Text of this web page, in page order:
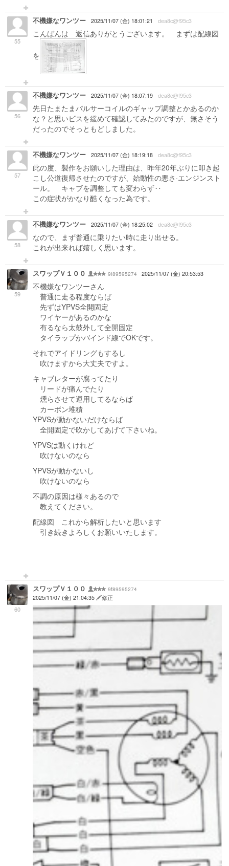
55
不機嫌なワンツー 2025/11/07 (金) 18:01:21 dea8c@f95c3
こんばんは 返信ありがとうございます。 まずは配線図
を
56
不機嫌なワンツー 2025/11/07 (金) 18:07:19 dea8c@f95c3
先日たまたまパルサーコイルのギャップ調整とかあるのか
な？と思いビスを緩めて確認してみたのですが、無さそう
だったのでそっともどしました。
57
不機嫌なワンツー 2025/11/07 (金) 18:19:18 dea8c@f95c3
此の度、製作をお願いした理由は、昨年20年ぶりに叩き起
こし公道復帰させたのですが、始動性の悪さ·エンジンスト
ール。 キャブを調整しても変わらず‥
この症状がかなり酷くなった為です。
58
不機嫌なワンツー 2025/11/07 (金) 18:25:02 dea8c@f95c3
なので、まず普通に乗りたい時に走り出せる。
これが出来れば嬉しく思います。
59
スワップＶ１００ 9f89595274 2025/11/07 (金) 20:53:53
不機嫌なワンツーさん
普通に走る程度ならば
先ずはYPVS全開固定
ワイヤーがあるのかな
有るなら太鼓外して全開固定
タイラップかバインド線でOKです。
それでアイドリングもするし
吹けますから大丈夫ですよ。
キャブレターが腐ってたり
リードが痛んでたり
燻らさせて運用してるならば
カーボン堆積
YPVSが動かないだけならば
全開固定で吹かしてあげて下さいね。
YPVSは動くけれど
吹けないのなら
YPVSが動かないし
吹けないのなら
不調の原因は様々あるので
教えてください。
配線図 これから解析したいと思います
引き続きよろしくお願いいたします。
60
スワップＶ１００
9f89595274
2025/11/07 (金) 21:04:35
修正